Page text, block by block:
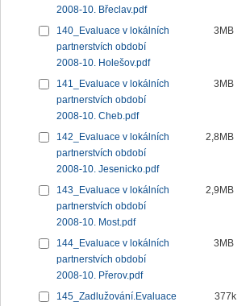
2008-10. Břeclav.pdf
140_Evaluace v lokálních
partnerstvích období
2008-10. Holešov.pdf
3MB
141_Evaluace v lokálních
partnerstvích období
2008-10. Cheb.pdf
3MB
142_Evaluace v lokálních
partnerstvích období
2008-10. Jesenicko.pdf
2,8MB
143_Evaluace v lokálních
partnerstvích období
2008-10. Most.pdf
2,9MB
144_Evaluace v lokálních
partnerstvích období
2008-10. Přerov.pdf
3MB
145_Zadlužování.Evaluace
377k